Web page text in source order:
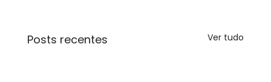
Posts recentes Ver tudo